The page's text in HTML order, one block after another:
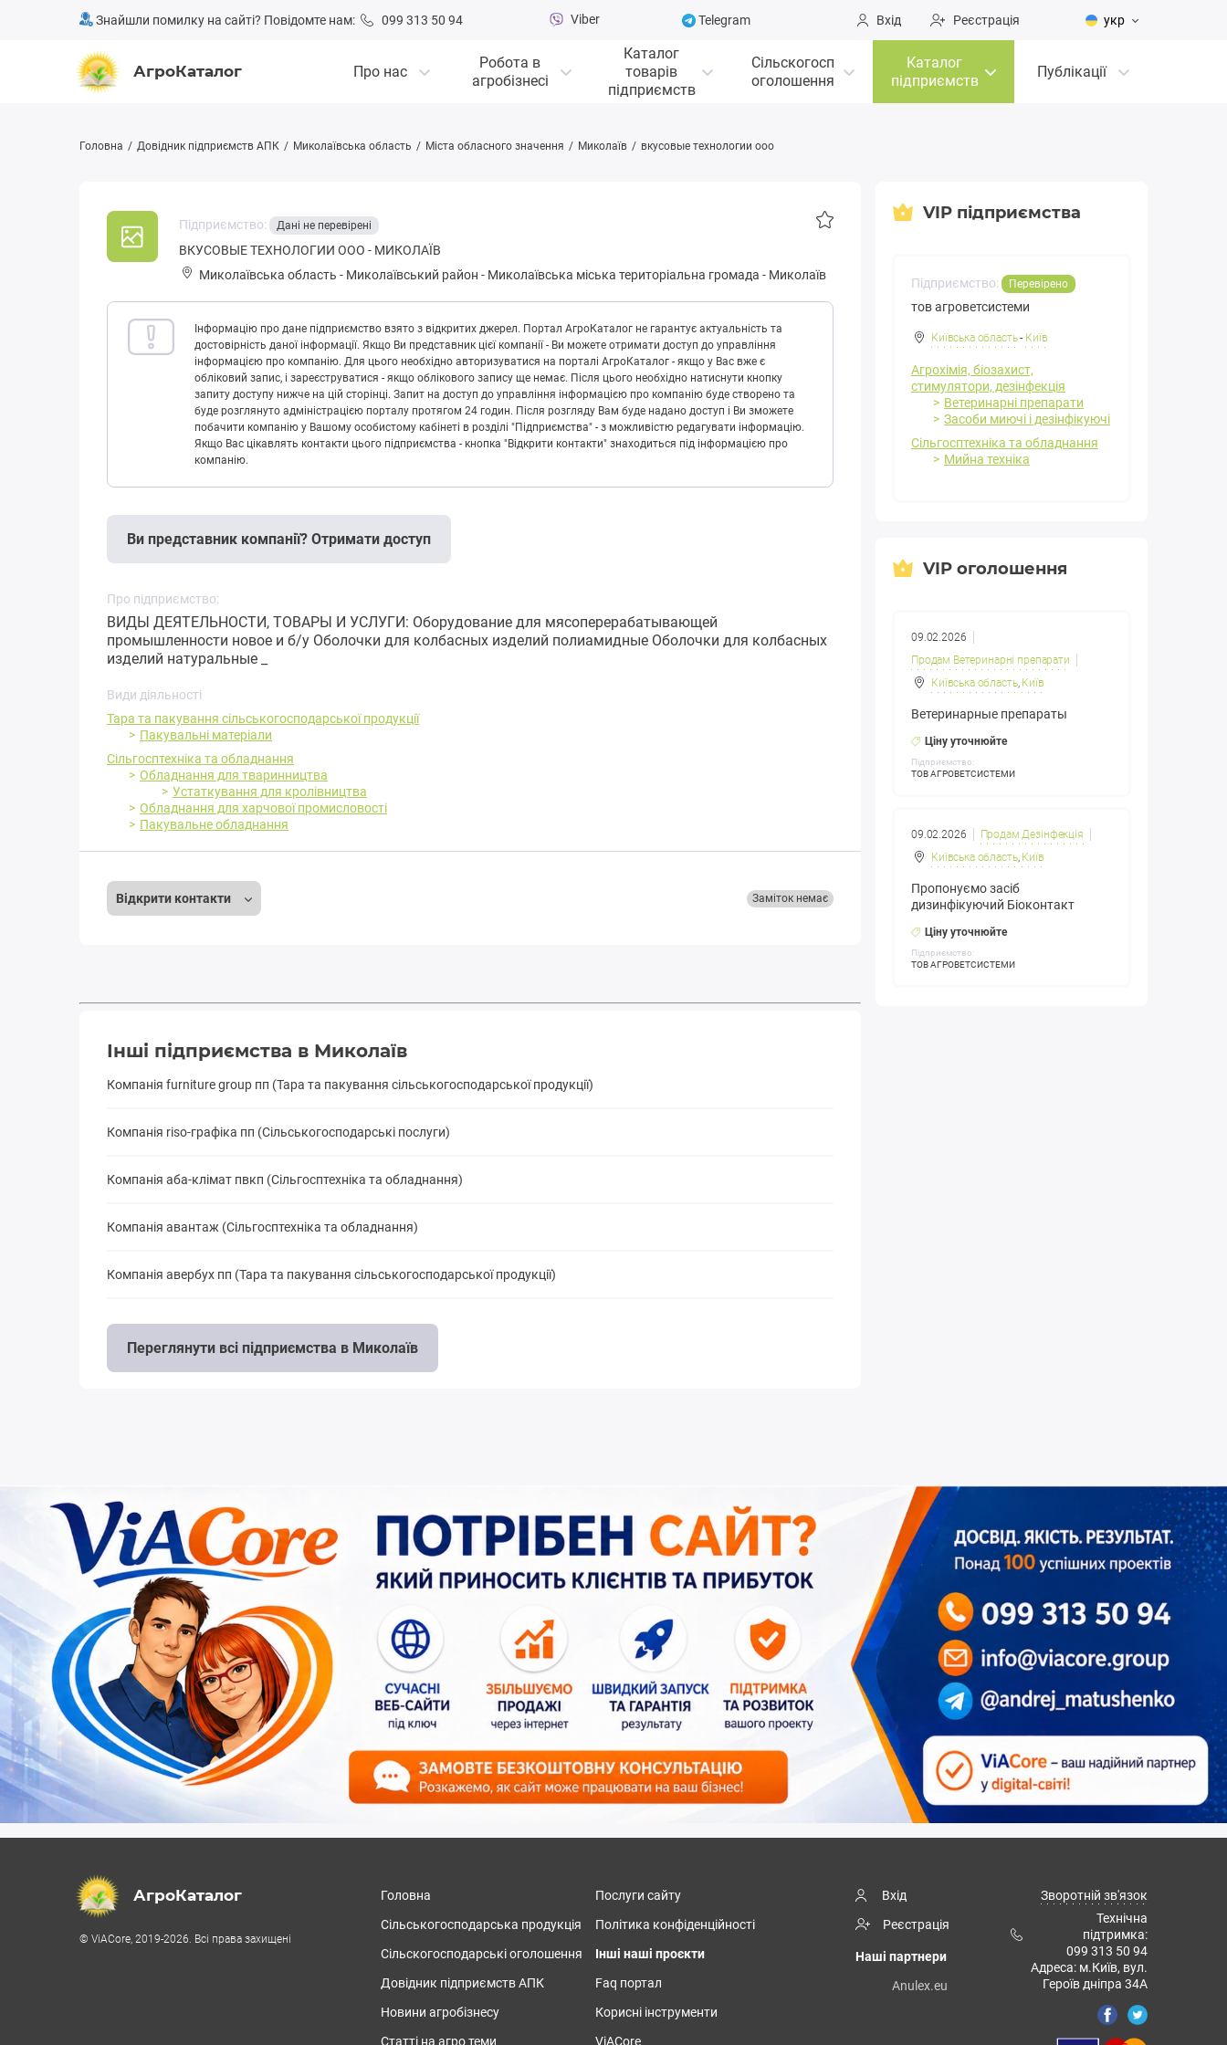
Знайшли помилку на сайті? Повідомте нам: 099 313 50 94 Viber Telegram Вхід Реєстрація укр
АгроКаталог Про нас
Робота в
агробізнесі
Каталог
товарів
підприємств
Сільскогосп
оголошення
Каталог
підприємств
Публікації
Головна Довідник підприємств АПК Миколаївська область Міста обласного значення Миколаїв вкусовые технологии ооо
Підприємство: Дані не перевірені
ВКУСОВЫЕ ТЕХНОЛОГИИ ООО - МИКОЛАЇВ
Миколаївська область - Миколаївський район - Микoлaївськa міська територіальна громада - Миколаїв
Інформацію про дане підприємство взято з відкритих джерел. Портал АгроКаталог не гарантує актуальність та
достовірність даної інформації. Якщо Ви представник цієї компанії - Ви можете отримати доступ до управління
інформацією про компанію. Для цього необхідно авторизуватися на порталі АгроКаталог - якщо у Вас вже є
обліковий запис, і зареєструватися - якщо облікового запису ще немає. Після цього необхідно натиснути кнопку
запиту доступу нижче на цій сторінці. Запит на доступ до управління інформацією про компанію буде створено та
буде розглянуто адміністрацією порталу протягом 24 годин. Після розгляду Вам буде надано доступ і Ви зможете
побачити компанію у Вашому особистому кабінеті в розділі "Підприємства" - з можливістю редагувати інформацію.
Якщо Вас цікавлять контакти цього підприємства - кнопка "Відкрити контакти" знаходиться під інформацією про
компанію.
Ви представник компанії? Отримати доступ
Про підприємство:
ВИДЫ ДЕЯТЕЛЬНОСТИ, ТОВАРЫ И УСЛУГИ: Оборудование для мясоперерабатывающей
промышленности новое и б/у Оболочки для колбасных изделий полиамидные Оболочки для колбасных
изделий натуральные _
Види діяльності
Тара та пакування сільськогосподарської продукції
Пакувальні матеріали
Сільгосптехніка та обладнання
Обладнання для тваринництва
Устаткування для кролівництва
Обладнання для харчової промисловості
Пакувальне обладнання
Відкрити контакти Заміток немає
Інші підприємства в Миколаїв
Компанія furniture group пп (Тара та пакування сільськогосподарської продукції)
Компанія riso-графіка пп (Сільськогосподарські послуги)
Компанія аба-клімат пвкп (Сільгосптехніка та обладнання)
Компанія авантаж (Сільгосптехніка та обладнання)
Компанія авербух пп (Тара та пакування сільськогосподарської продукції)
Переглянути всі підприємства в Миколаїв
VIP підприємства
Підприємство: Перевірено
тов агроветсистеми
Київська область- Київ
Агрохімія, біозахист,
стимулятори, дезінфекція
Ветеринарні препарати
Засоби миючі і дезінфікуючі
Сільгосптехніка та обладнання
Мийна техніка
VIP оголошення
09.02.2026
Продам Ветеринарні препарати
Київська область, Київ
Ветеринарные препараты
Ціну уточнюйте
Підприємство:
ТОВ АГРОВЕТСИСТЕМИ
09.02.2026
Продам Дезінфекція
Київська область, Київ
Пропонуємо засіб
дизинфікуючий Біоконтакт
Ціну уточнюйте
Підприємство:
ТОВ АГРОВЕТСИСТЕМИ
АгроКаталог
© ViACore, 2019-2026. Всі права захищені
Головна
Сільськогосподарська продукція
Сільскогосподарські оголошення
Довідник підприємств АПК
Новини агробізнесу
Статті на агро теми
Послуги сайту
Політика конфіденційності
Інші наші проєкти
Faq портал
Корисні інструменти
ViACore
Вхід
Реєстрація
Наші партнери
Anulex.eu
Зворотній зв'язок
Технічна
підтримка:
099 313 50 94
Адреса: м.Київ, вул.
Героїв дніпра 34А